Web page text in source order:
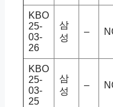
KBO
25-
03-
26
삼
성
–
KBO
25-
03-
25
삼
성
–